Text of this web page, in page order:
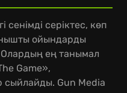
сенімді серіктес, көп
ойындарды
ең танымал
Game»,
Gun Media